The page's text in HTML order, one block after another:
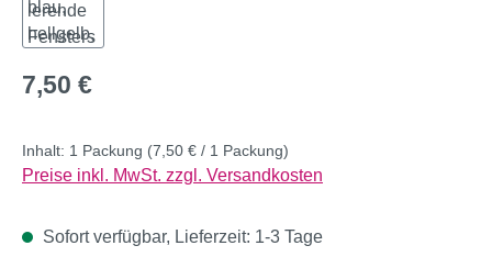
Regulärer Preis:
7,50 €
Inhalt: 1 Packung (7,50 € / 1 Packung)
Preise inkl. MwSt. zzgl. Versandkosten
Sofort verfügbar, Lieferzeit: 1-3 Tage